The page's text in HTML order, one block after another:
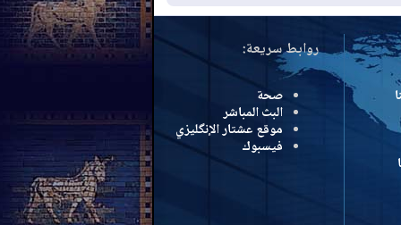
روابط سريعة:
صحة
البث المباشر
موقع عشتار الإنگليزي
فيسبوك